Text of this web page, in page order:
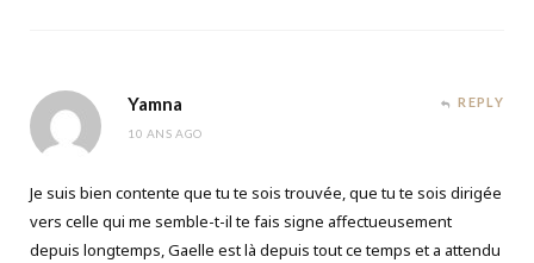
Yamna
10 ANS AGO
REPLY
Je suis bien contente que tu te sois trouvée, que tu te sois dirigée
vers celle qui me semble-t-il te fais signe affectueusement
depuis longtemps, Gaelle est là depuis tout ce temps et a attendu